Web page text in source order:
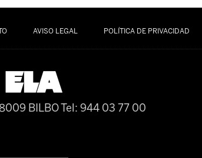
AVISO LEGAL POLÍTICA DE PRIVACIDAD
BILBOTel: 944 03 77 00